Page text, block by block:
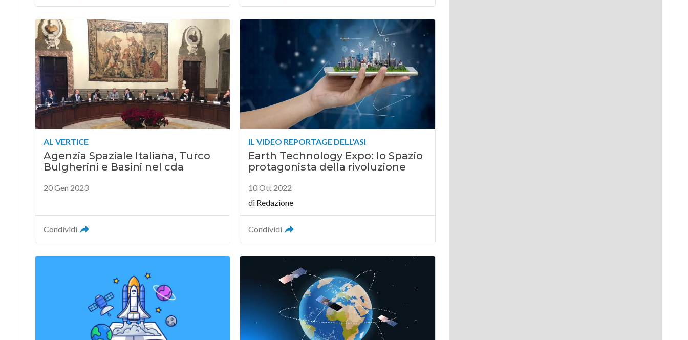
AL VERTICE
Agenzia Spaziale Italiana, Turco
Bulgherini e Basini nel cda
20 Gen 2023
Condividi
IL VIDEO REPORTAGE DELL'ASI
Earth Technology Expo: lo Spazio
protagonista della rivoluzione
10 Ott 2022
di Redazione
Condividi